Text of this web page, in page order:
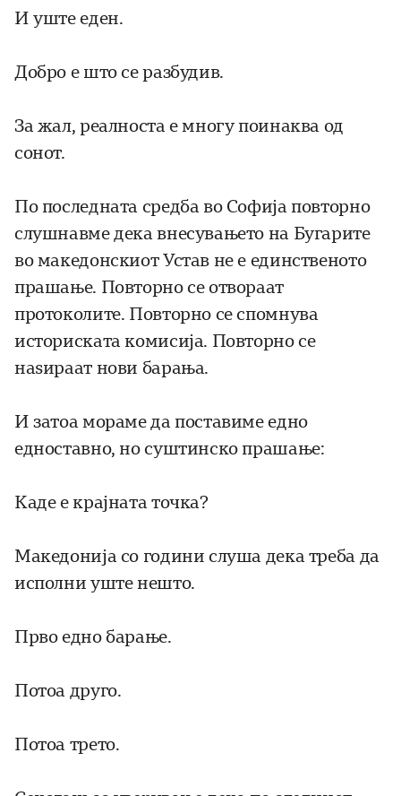
И уште еден.
Добро е што се разбудив.
За жал, реалноста е многу поинаква од
сонот.
По последната средба во Софија повторно
слушнавме дека внесувањето на Бугарите
во македонскиот Устав не е единственото
прашање. Повторно се отвораат
протоколите. Повторно се спомнува
историската комисија. Повторно се
наѕираат нови барања.
И затоа мораме да поставиме едно
едноставно, но суштинско прашање:
Каде е крајната точка?
Македонија со години слуша дека треба да
исполни уште нешто.
Прво едно барање.
Потоа друго.
Потоа трето.